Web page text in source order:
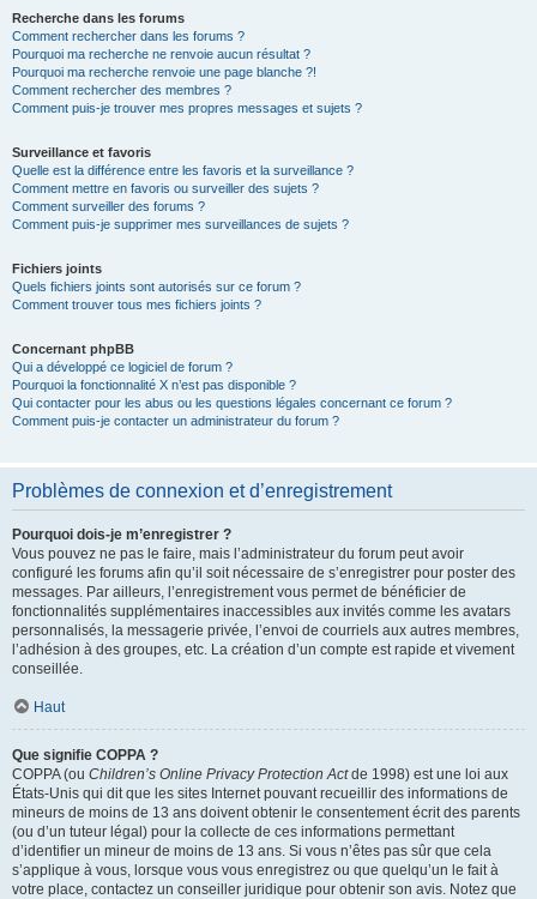
Recherche dans les forums
Comment rechercher dans les forums ?
Pourquoi ma recherche ne renvoie aucun résultat ?
Pourquoi ma recherche renvoie une page blanche ?!
Comment rechercher des membres ?
Comment puis-je trouver mes propres messages et sujets ?
Surveillance et favoris
Quelle est la différence entre les favoris et la surveillance ?
Comment mettre en favoris ou surveiller des sujets ?
Comment surveiller des forums ?
Comment puis-je supprimer mes surveillances de sujets ?
Fichiers joints
Quels fichiers joints sont autorisés sur ce forum ?
Comment trouver tous mes fichiers joints ?
Concernant phpBB
Qui a développé ce logiciel de forum ?
Pourquoi la fonctionnalité X n’est pas disponible ?
Qui contacter pour les abus ou les questions légales concernant ce forum ?
Comment puis-je contacter un administrateur du forum ?
Problèmes de connexion et d’enregistrement
Pourquoi dois-je m’enregistrer ?
Vous pouvez ne pas le faire, mais l’administrateur du forum peut avoir
configuré les forums afin qu’il soit nécessaire de s’enregistrer pour poster des
messages. Par ailleurs, l’enregistrement vous permet de bénéficier de
fonctionnalités supplémentaires inaccessibles aux invités comme les avatars
personnalisés, la messagerie privée, l’envoi de courriels aux autres membres,
l’adhésion à des groupes, etc. La création d’un compte est rapide et vivement
conseillée.
Haut
Que signifie COPPA ?
COPPA (ou Children’s Online Privacy Protection Actde 1998) est une loi aux
États-Unis qui dit que les sites Internet pouvant recueillir des informations de
mineurs de moins de 13 ans doivent obtenir le consentement écrit des parents
(ou d’un tuteur légal) pour la collecte de ces informations permettant
d’identifier un mineur de moins de 13 ans. Si vous n’êtes pas sûr que cela
s’applique à vous, lorsque vous vous enregistrez ou que quelqu’un le fait à
votre place, contactez un conseiller juridique pour obtenir son avis. Notez que